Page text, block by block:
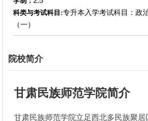
科类与考试科目:专升本入学考试科目：政
（一）
院校简介
甘肃民族师范学院简介
甘肃民族师范学院立足西北多民族聚居